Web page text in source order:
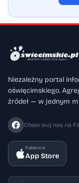
Niezależny portal
oświęcimskiego.
źródeł — w jednym
Obserwuj nas na
Pobierz w
App Store